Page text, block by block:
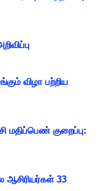
விழா பற்றிய
மதிப்பெண் குறைப்பு:
33